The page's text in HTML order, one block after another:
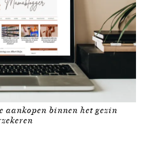
aankopen binnen het gezin